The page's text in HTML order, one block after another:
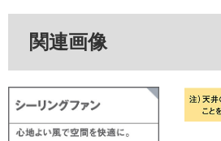
関連画像